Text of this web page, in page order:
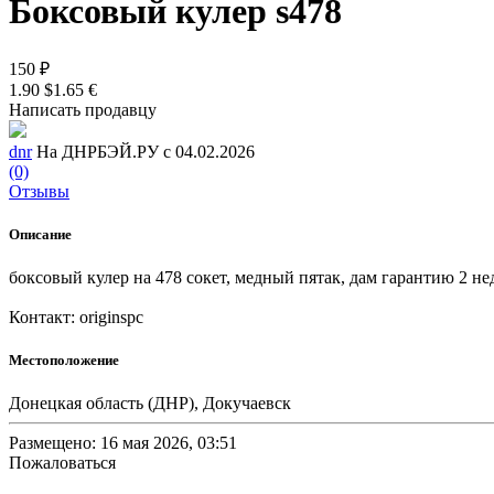
Боксовый кулер s478
150 ₽
1.90 $1.65 €
Написать продавцу
dnr На ДНРБЭЙ.РУ с 04.02.2026
(0)
Отзывы
Описание
боксовый кулер на 478 сокет, медный пятак, дам гарантию 2
Контакт: originspc
Местоположение
Донецкая область (ДНР), Докучаевск
Размещено: 16 мая 2026, 03:51
Пожаловаться